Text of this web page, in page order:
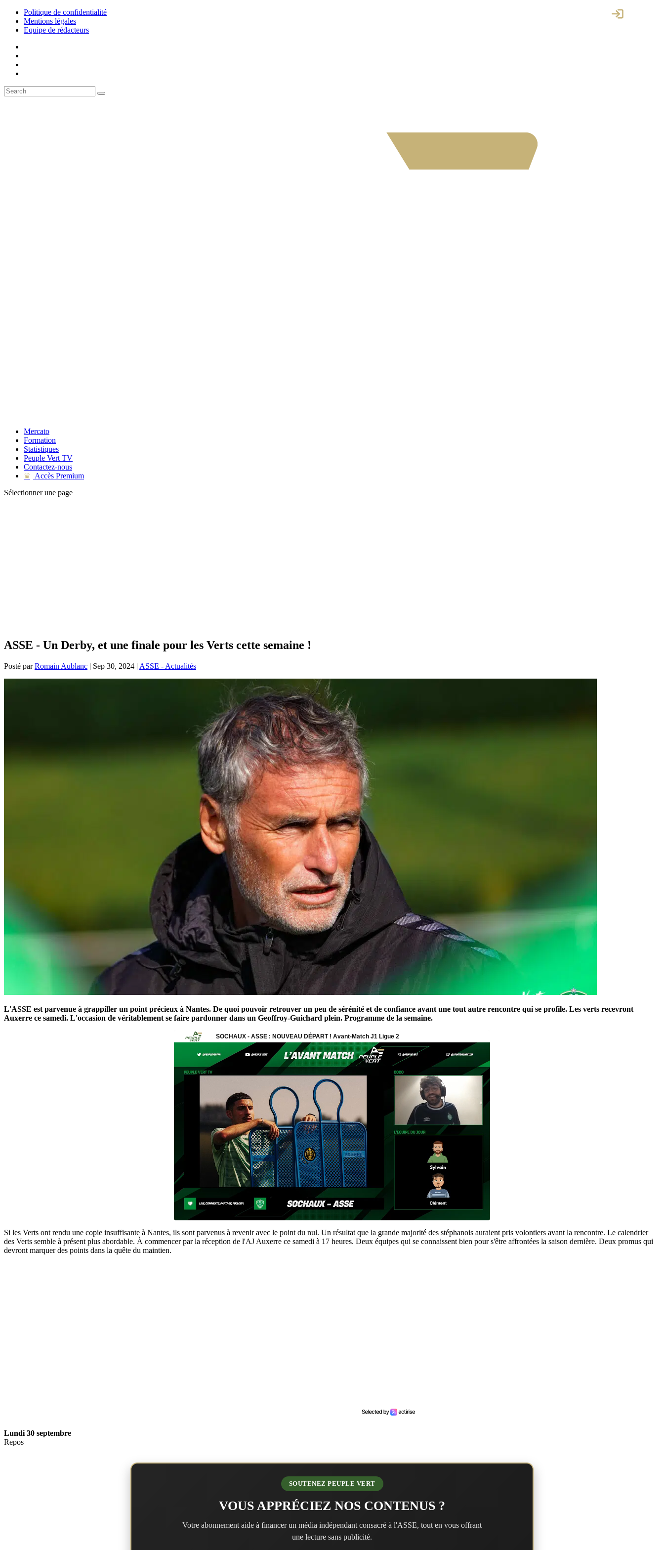
Politique de confidentialité
Mentions légales
Equipe de rédacteurs
Mercato
Formation
Statistiques
Peuple Vert TV
Contactez-nous
♛
Accès Premium
Sélectionner une page
ASSE - Un Derby, et une finale pour les Verts cette semaine !
Posté parRomain Aublanc | Sep 30, 2024 | ASSE - Actualités
L'ASSE est parvenue à grappiller un point précieux à Nantes. De quoi pouvoir retrouver un peu de sérénité et de confiance avant une tout autre rencontre qui se profile. Les verts recevront
Auxerre ce samedi. L'occasion de véritablement se faire pardonner dans un Geoffroy-Guichard plein. Programme de la semaine.
Si les Verts ont rendu une copie insuffisante à Nantes, ils sont parvenus à revenir avec le point du nul. Un résultat que la grande majorité des stéphanois auraient pris volontiers avant la rencontre. Le calendrier
des Verts semble à présent plus abordable. À commencer par la réception de l'AJ Auxerre ce samedi à 17 heures. Deux équipes qui se connaissent bien pour s'être affrontées la saison dernière. Deux promus qui
devront marquer des points dans la quête du maintien.
Lundi 30 septembre
Repos
SOUTENEZ PEUPLE VERT
VOUS APPRÉCIEZ NOS CONTENUS ?
Votre abonnement aide à financer un média indépendant consacré à l'ASSE, tout en vous offrant
une lecture sans publicité.